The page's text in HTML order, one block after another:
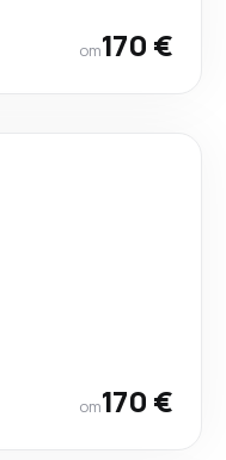
от170 €
от170 €